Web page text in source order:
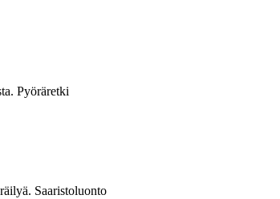
Pyöräretki
Saaristoluonto